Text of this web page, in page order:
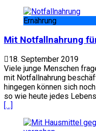
Ernährung
Mit Notfallnahrung
18. September 2019
Viele junge Menschen
mit Notfallnahrung
hingegen können sich
so wie heute jedes
[…]